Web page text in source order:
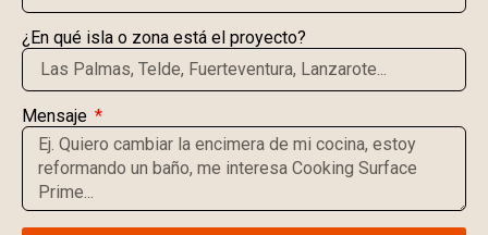
¿En qué isla o zona está el proyecto?
Mensaje